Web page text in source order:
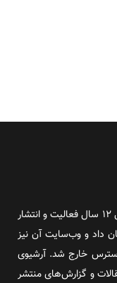
روز آنلاین روزنامه‌ای اینترنتی بود که پس از طول ۱۲ سال فعالیت و انتشار
خود پایان داد و وب‌سایت آن نیز
خارج شد. آرشیوی
و گزارش‌های منتشر